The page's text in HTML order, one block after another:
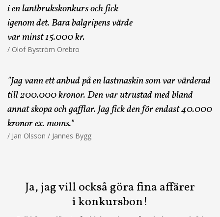
i en lantbrukskonkurs och fick
igenom det. Bara balgripens värde
var minst 15.000 kr.
/ Olof Byström Örebro
"Jag vann ett anbud på en lastmaskin som var värderad
till 200.000 kronor. Den var utrustad med bland
annat skopa och gafflar. Jag fick den för endast 40.000
kronor ex. moms."
/ Jan Olsson / Jannes Bygg